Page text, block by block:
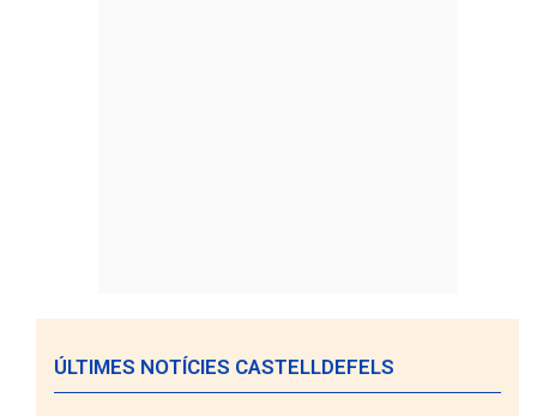
ÚLTIMES NOTÍCIES CASTELLDEFELS